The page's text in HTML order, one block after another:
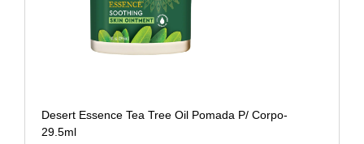
Desert Essence Tea Tree Oil Pomada P/ Corpo-
29.5ml